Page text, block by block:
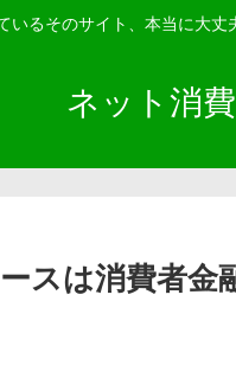
いるそのサイト、本当に大
ネット消
スは消費者